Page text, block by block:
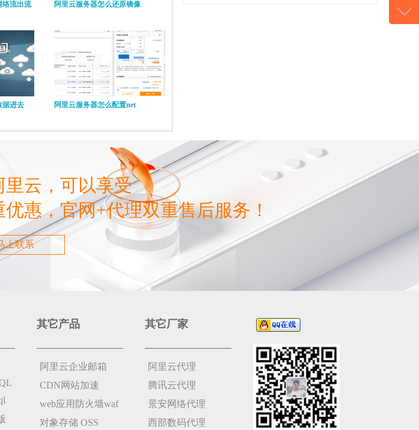
络流出流
阿里云服务器怎么还原镜像
据进去 阿里云服务器怎么配置net
云，可以享受
惠，官网+代理双重售后服务！
上联系
其它产品
阿里云企业邮箱
CDN网站加速
web应用防火墙waf
对象存储 OSS
其它厂家
阿里云代理
腾讯云代理
景安网络代理
西部数码代理
177-